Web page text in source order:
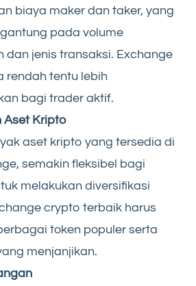
biaya maker dan taker, yang
pada volume
dan jenis transaksi. Exchange
rendah tentu lebih
bagi trader aktif.
Aset Kripto
aset kripto yang tersedia di
semakin fleksibel bagi
melakukan diversifikasi
crypto terbaik harus
token populer serta
menjanjikan.